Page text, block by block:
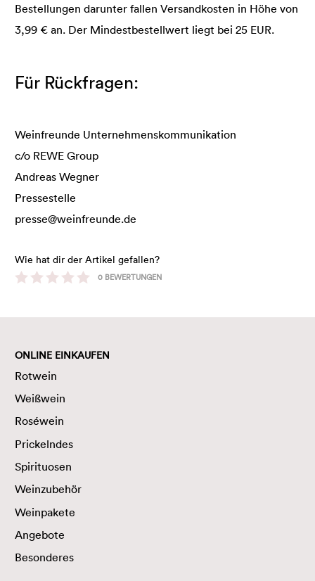
Bestellungen darunter fallen Versandkosten in Höhe von
3,99 € an. Der Mindestbestellwert liegt bei 25 EUR.
Für Rückfragen:
Weinfreunde Unternehmenskommunikation
c/o REWE Group
Andreas Wegner
Pressestelle
presse@weinfreunde.de
Wie hat dir der Artikel gefallen?
0 BEWERTUNGEN
ONLINE EINKAUFEN
Rotwein
Weißwein
Roséwein
Prickelndes
Spirituosen
Weinzubehör
Weinpakete
Angebote
Besonderes